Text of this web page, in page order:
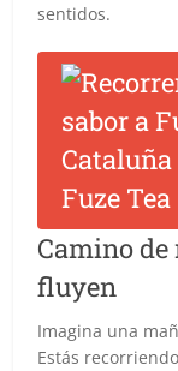
sentidos.
Camino de
fluyen
Imagina una
Estás